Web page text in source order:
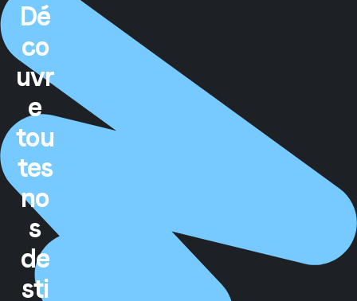
Dé
co
uvr
e
tou
tes
no
s
de
sti